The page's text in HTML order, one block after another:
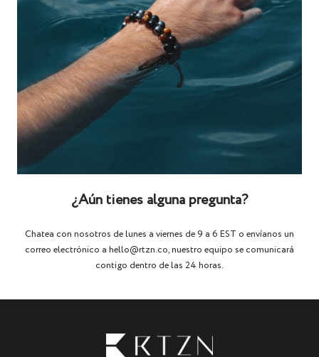
¿Aún tienes alguna pregunta?
Chatea con nosotros de lunes a viernes de 9 a 6 EST o envíanos un
correo electrónico a hello@rtzn.co, nuestro equipo se comunicará
contigo dentro de las 24 horas.